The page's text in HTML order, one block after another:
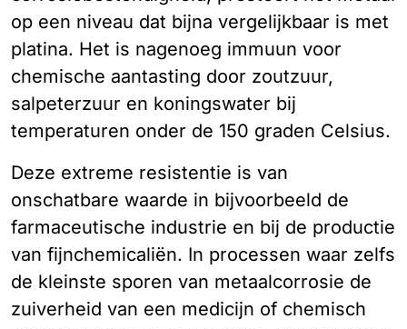
op een niveau dat bijna vergelijkbaar is met
platina. Het is nagenoeg immuun voor
chemische aantasting door zoutzuur,
salpeterzuur en koningswater bij
temperaturen onder de 150 graden Celsius.
Deze extreme resistentie is van
onschatbare waarde in bijvoorbeeld de
farmaceutische industrie en bij de productie
van fijnchemicaliën. In processen waar zelfs
de kleinste sporen van metaalcorrosie de
zuiverheid van een medicijn of chemisch